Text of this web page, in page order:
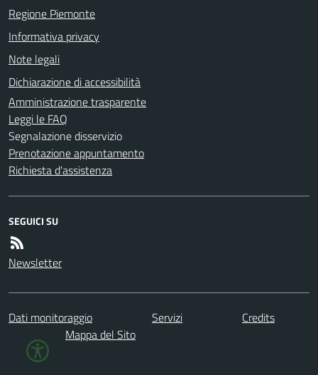
Regione Piemonte
Informativa privacy
Note legali
Dichiarazione di accessibilità
Amministrazione trasparente
Leggi le FAQ
Segnalazione disservizio
Prenotazione appuntamento
Richiesta d'assistenza
SEGUICI SU
Newsletter
Dati monitoraggio Servizi
Credits
Mappa del Sito